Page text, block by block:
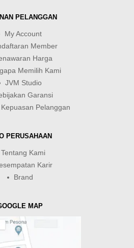
PELANGGAN
My Account
Member
Harga
Memilih Kami
JVM Studio
Garansi
Pelanggan
PERUSAHAAN
Tentang Kami
Karir
Brand
MAP